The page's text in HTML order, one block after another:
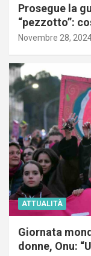
Prosegue la
“pezzotto”:
Novembre 28,
ATTUALITÀ
Giornata
donne, Onu: